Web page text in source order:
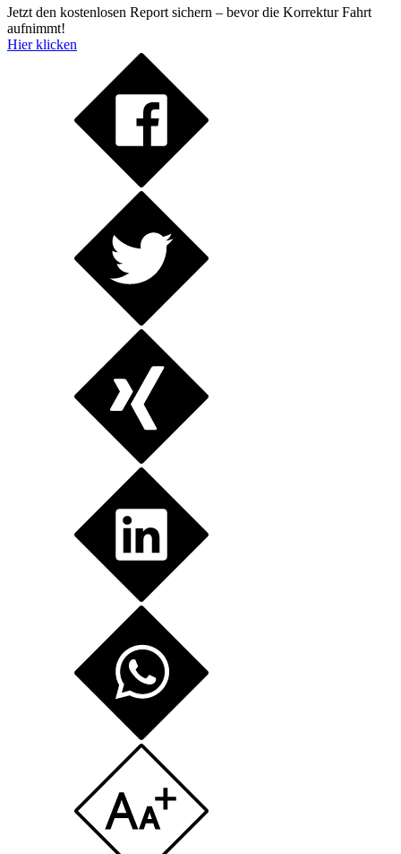
Jetzt den kostenlosen Report sichern – bevor die Korrektur Fahrt
aufnimmt!
Hier klicken